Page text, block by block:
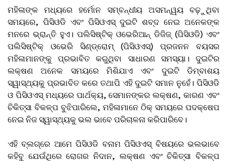
ମହିଳାଙ୍କ ମଧ୍ୟରେ ହର୍ମୋନ ସମ୍ବନ୍ଧୀୟ ଅସମନ୍ୱୟ ବଢ଼ୁଥିବା
ସମୟରେ, ପିସିଓଡି ଏବଂ ପିସିଓଏସ୍ ଦୁଇଟି ଶବ୍ଦ ନେଇ ଅନେକଙ୍କ
ମନରେ ଭ୍ରାନ୍ତି ହୁଏ। ପଲିସିଷ୍ଟିକ୍ ଓଭେରିଆନ୍ ଡିଜିଜ୍ (ପିସିଓଡି) ଏବଂ
ପଲିସିଷ୍ଟିକ୍ ଓଭେରି ସିଣ୍ଡ୍ରୋମ୍ (ପିସିଓଏସ୍) ପ୍ରଜନନ ବୟସର
ମହିଳାମାନଙ୍କୁ ପ୍ରଭାବିତ କରୁଥିବା ସାଧାରଣ ସମସ୍ୟା। ଦୁଇଟିର
ଲକ୍ଷଣ ଅନେକ ସମୟରେ ମିଶିଯାଏ ଏବଂ ଦୁଇଟି ଡିମ୍ବାଶୟ
ସ୍ୱାସ୍ଥ୍ୟକୁ ପ୍ରଭାବିତ କରେ ତଥାପି ଏହି ଦୁଇଟି ସମାନ ନୁହେଁ। ପିସିଓଡି
ଓ ପିସିଓଏସ୍ ମଧ୍ୟରେ ପାର୍ଥକ୍ୟ, ସେମାନଙ୍କର ଲକ୍ଷଣ, କାରଣ ଏବଂ
ଚିକିତ୍ସା ବିକଳ୍ପ ବୁଝିପାରିଲେ, ମହିଳାମାନେ ଠିକ୍ ସମୟରେ ପଦକ୍ଷେପ
ନେଇ ନିଜ ସ୍ୱାସ୍ଥ୍ୟକୁ ଭଲ ଭାବେ ପରିଚାଳନା କରିପାରିବେ।
ଏହି ବ୍ଲଗ୍‌ରେ ଆମେ ପିସିଓଡି ବନାମ ପିସିଓଏସ୍ ବିଷୟରେ ଭଲଭାବେ
କହିବୁ ଯେଉଁଥିରେ ରୋଗର ନିଦାନ, ଲକ୍ଷଣ ଏବଂ ଚିକିତ୍ସା ବିକଳ୍ପ